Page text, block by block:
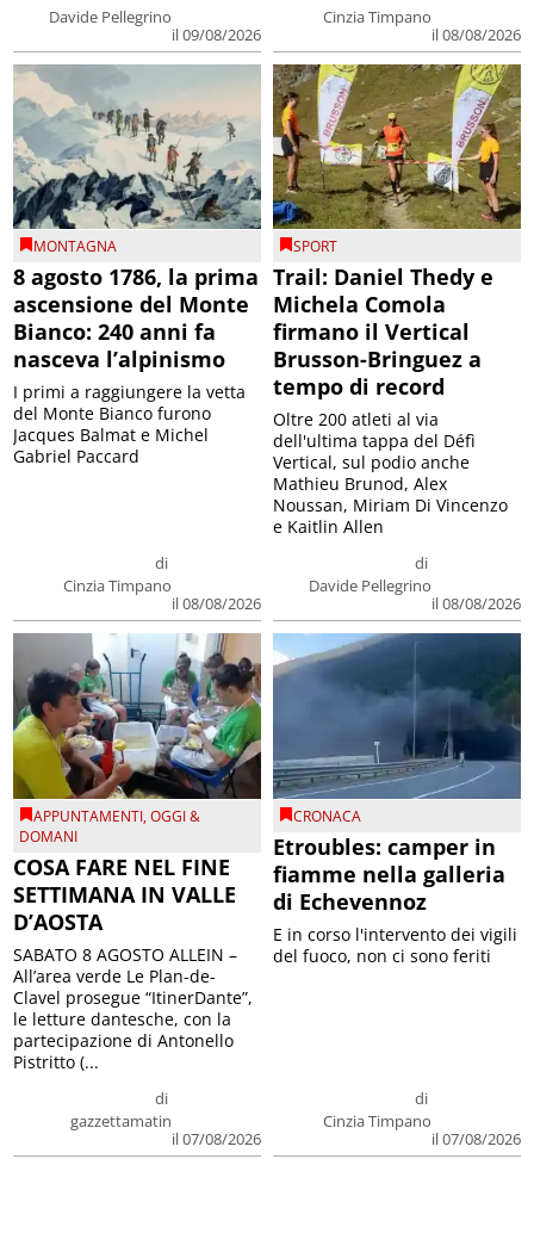
Davide Pellegrino
il 09/08/2026
Cinzia Timpano
il 08/08/2026
MONTAGNA
8 agosto 1786, la prima
ascensione del Monte
Bianco: 240 anni fa
nasceva l’alpinismo
di
Cinzia Timpano
il 08/08/2026
I primi a raggiungere la vetta
del Monte Bianco furono
Jacques Balmat e Michel
Gabriel Paccard
SPORT
Trail: Daniel Thedy e
Michela Comola
firmano il Vertical
Brusson-Bringuez a
tempo di record
di
Davide Pellegrino
il 08/08/2026
Oltre 200 atleti al via
dell'ultima tappa del Défì
Vertical, sul podio anche
Mathieu Brunod, Alex
Noussan, Miriam Di Vincenzo
e Kaitlin Allen
APPUNTAMENTI,OGGI &
DOMANI
COSA FARE NEL FINE
SETTIMANA IN VALLE
D’AOSTA
di
gazzettamatin
il 07/08/2026
SABATO 8 AGOSTO ALLEIN –
All’area verde Le Plan-de-
Clavel prosegue “ItinerDante”,
le letture dantesche, con la
partecipazione di Antonello
Pistritto (...
CRONACA
Etroubles: camper in
fiamme nella galleria
di Echevennoz
di
Cinzia Timpano
il 07/08/2026
E in corso l'intervento dei vigili
del fuoco, non ci sono feriti